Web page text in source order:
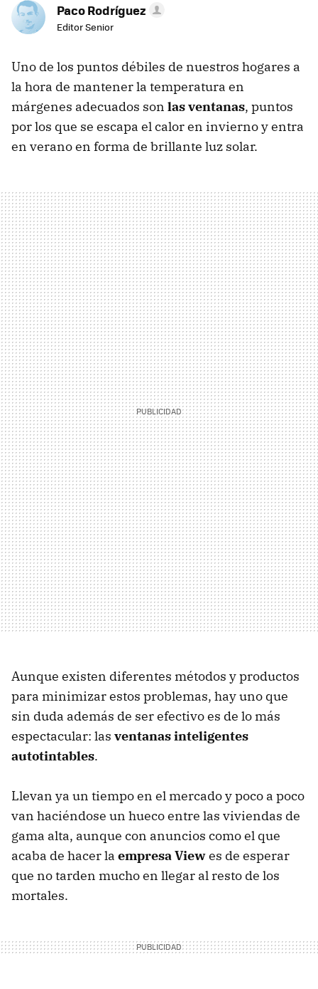
Paco Rodríguez
Editor Senior
Uno de los puntos débiles de nuestros hogares a
la hora de mantener la temperatura en
márgenes adecuados son las ventanas, puntos
por los que se escapa el calor en invierno y entra
en verano en forma de brillante luz solar.
Aunque existen diferentes métodos y productos
para minimizar estos problemas, hay uno que
sin duda además de ser efectivo es de lo más
espectacular: las ventanas inteligentes
autotintables.
Llevan ya un tiempo en el mercado y poco a poco
van haciéndose un hueco entre las viviendas de
gama alta, aunque con anuncios como el que
acaba de hacer la empresa Viewes de esperar
que no tarden mucho en llegar al resto de los
mortales.